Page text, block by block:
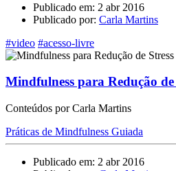
Publicado em: 2 abr 2016
Publicado por: Carla Martins
#video #acesso-livre
Mindfulness para Redução
Conteúdos por Carla Martins
Práticas de Mindfulness Guiada
Publicado em: 2 abr 2016